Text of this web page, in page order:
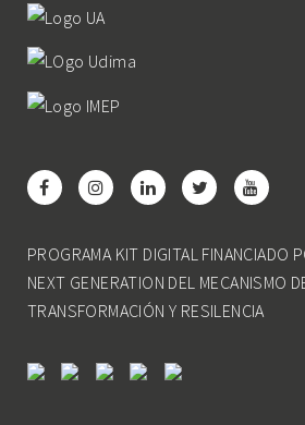
PROGRAMA KIT DIGITAL FINANCIADO
NEXT GENERATION DEL MECANISMO
TRANSFORMACIÓN Y RESILENCIA